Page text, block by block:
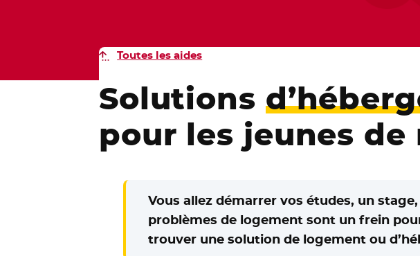
Toutes les aides
Solutions
pour les jeunes de
Vous allez démarrer vos études, un
problèmes de logement sont un frein
trouver une solution de logement ou